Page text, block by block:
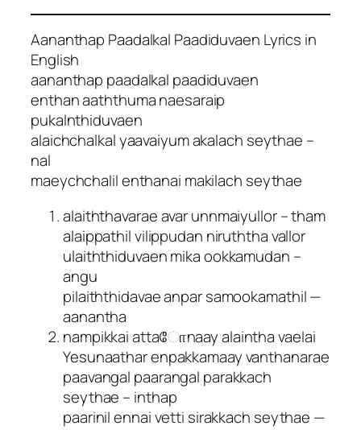
Aananthap Paadalkal Paadiduvaen Lyrics in
English
aananthap paadalkal paadiduvaen
enthan aaththuma naesaraip
pukalnthiduvaen
alaichchalkal yaavaiyum akalach seythae –
nal
maeychchalil enthanai makilach seythae
alaiththavarae avar unnmaiyullor – tham
alaippathil vilippudan niruththa vallor
ulaiththiduvaen mika ookkamudan –
angu
pilaiththidavae anpar samookamathil —
aanantha
nampikkai attaோnaay alaintha vaelai
Yesunaathar enpakkamaay vanthanarae
paavangal paarangal parakkach
seythae – inthap
paarinil ennai vetti sirakkach seythae —